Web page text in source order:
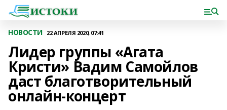
НОВОСТИ 22 АПРЕЛЯ 2020, 07:41
Лидер группы «Агата
Кристи» Вадим Самойлов
даст благотворительный
онлайн-концерт